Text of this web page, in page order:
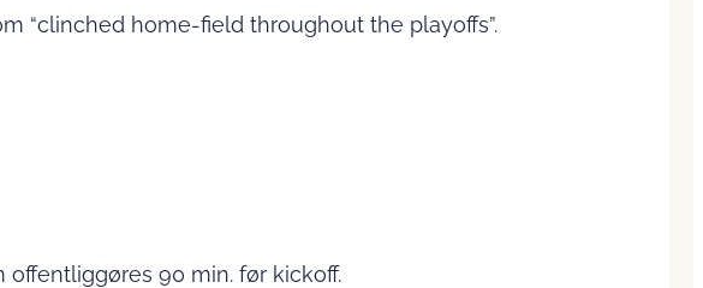
“clinched home-field throughout the playoffs”.
90 min. før kickoff.